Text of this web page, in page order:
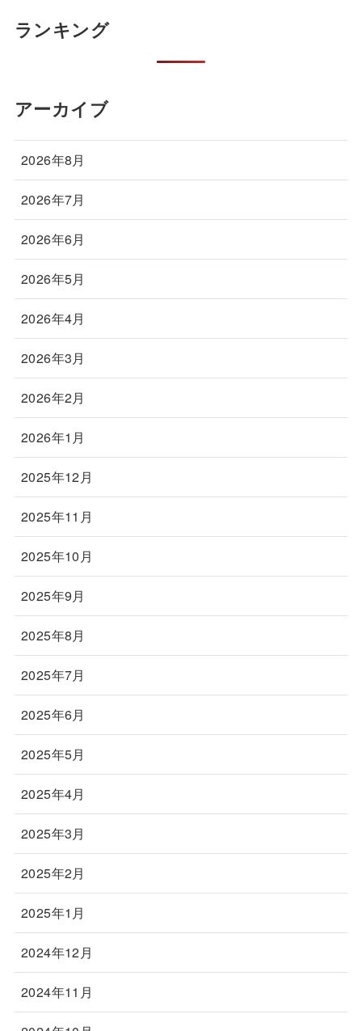
ランキング
アーカイブ
2026年8月
2026年7月
2026年6月
2026年5月
2026年4月
2026年3月
2026年2月
2026年1月
2025年12月
2025年11月
2025年10月
2025年9月
2025年8月
2025年7月
2025年6月
2025年5月
2025年4月
2025年3月
2025年2月
2025年1月
2024年12月
2024年11月